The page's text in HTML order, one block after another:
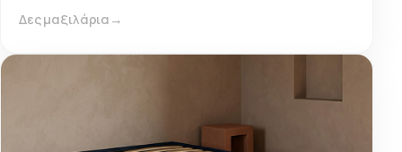
Δες μαξιλάρια